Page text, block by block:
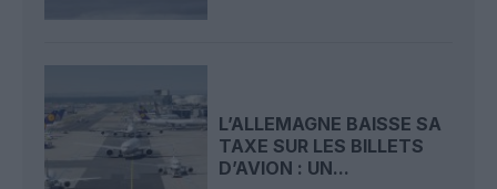
L’ALLEMAGNE BAISSE SA
TAXE SUR LES BILLETS
D’AVION : UN...